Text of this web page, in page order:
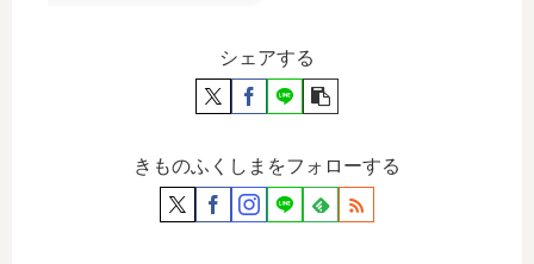
シェアする
きものふくしまをフォローする